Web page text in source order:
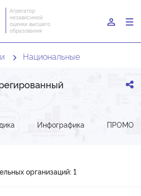
Агрегатор
независимой
оценки высшего
образования
Национальные
Инфографика ПРОМО-
организаций: 1